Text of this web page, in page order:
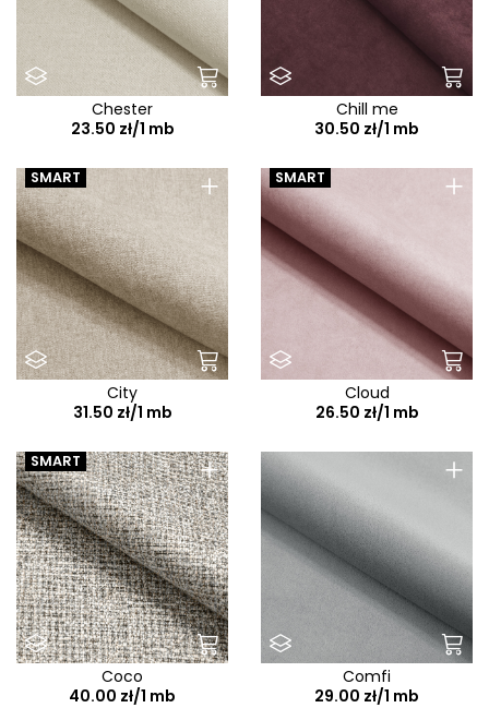
Chester
23.50 zł/1 mb
Chill me
30.50 zł/1 mb
+
SMART
City
31.50 zł/1 mb
+
SMART
Cloud
26.50 zł/1 mb
+
SMART
Coco
40.00 zł/1 mb
+
Comfi
29.00 zł/1 mb